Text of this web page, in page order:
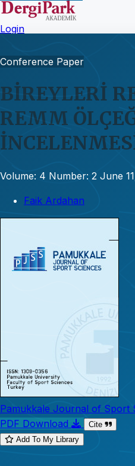
Login
Conference Paper
BİREYLERİ
REMM
Volume: 4 Number: 2 June
Faik Ardahan
Pamukkale Journal of Sport
PDF Download
Cite
Add To My Library